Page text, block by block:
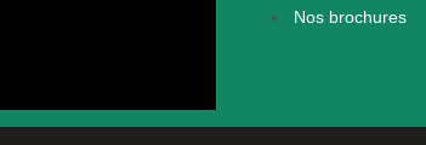
Nos brochures